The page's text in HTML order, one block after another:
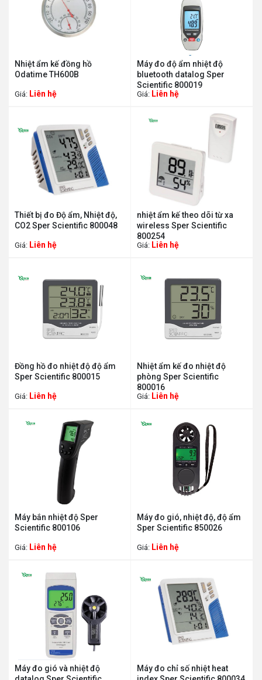
Nhiệt ẩm kế đồng hồ
Odatime TH600B
Giá: Liên hệ
Máy đo độ ẩm nhiệt độ
bluetooth datalog Sper
Scientific 800019
Giá: Liên hệ
Thiết bị đo Độ ẩm, Nhiệt độ,
CO2 Sper Scientific 800048
Giá: Liên hệ
nhiệt ẩm kế theo dõi từ xa
wireless Sper Scientific
800254
Giá: Liên hệ
Đồng hồ đo nhiệt độ độ ẩm
Sper Scientific 800015
Giá: Liên hệ
Nhiệt ẩm kế đo nhiệt độ
phòng Sper Scientific
800016
Giá: Liên hệ
Máy bắn nhiệt độ Sper
Scientific 800106
Giá: Liên hệ
Máy đo gió, nhiệt độ, độ ẩm
Sper Scientific 850026
Giá: Liên hệ
Máy đo gió và nhiệt độ
Máy đo chỉ số nhiệt heat